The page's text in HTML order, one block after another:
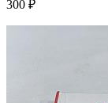
300 ₽